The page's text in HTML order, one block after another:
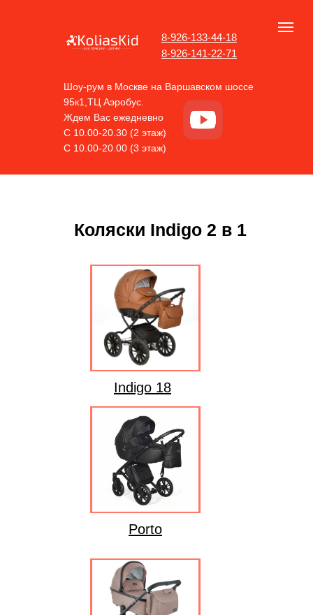
Шоу-рум в Москве на Варшавском шоссе
95к1,ТЦ Аэробус.
Ждем Вас ежедневно
С 10.00-20.30 (2 этаж)
С 10.00-20.00 (3 этаж)
8-926-141-22-71
8-926-133-44-18
Indigo 18
Коляски Indigo 2 в 1
Porto